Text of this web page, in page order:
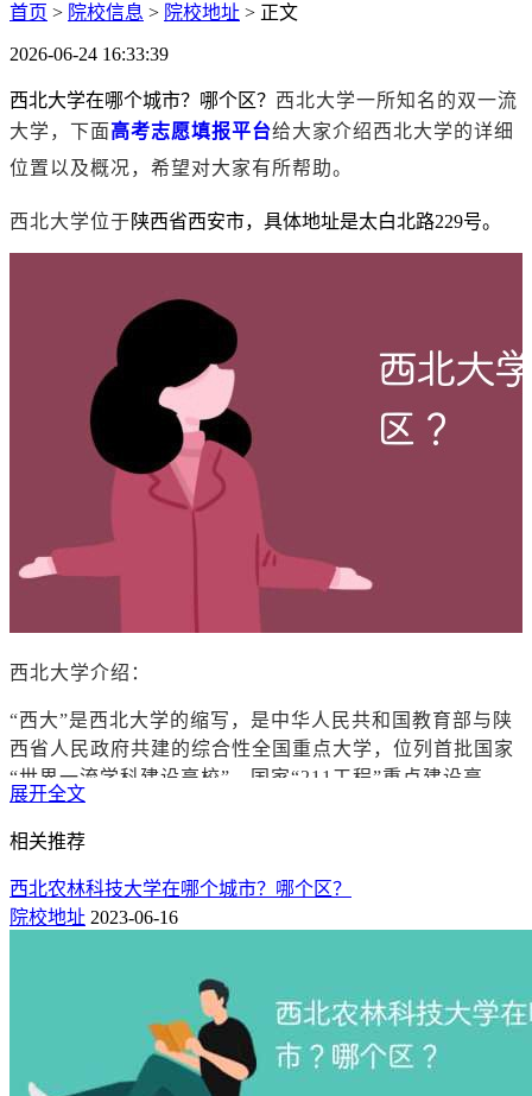
首页 > 院校信息 > 院校地址 > 正文
2026-06-24 16:33:39
西北大学在哪个城市？哪个区？ 西北大学一所知名的双一流
大学， 下面高考志愿填报平台给大家介绍西北大学的详细
位置以及概况，希望对大家有所帮助。
西北大学位于陕西省西安市，具体地址是太白北路229号。
西北大学介绍：
“西大”是西北大学的缩写 ，是中华人民共和国教育部与陕
西省人民政府共建的综合性全国重点大学，位列首批国家
“世界一流学科建设高校”、国家“211工程”重点建设高
校，入选中西部高校基础能力建设工程、高等学校学科创
新引智计划、国家建设高水平大学公派研究生项目、国家
院校、全国首批深化创新创业教育改革示范高校，中日人
文交流大学联盟、新丝绸之路大学联盟、长安联盟创始成
北地区历史最为悠久的高等学府。
展开全文
相关推荐
西北农林科技大学在哪个城市？哪个区？
院校地址 2023-06-16